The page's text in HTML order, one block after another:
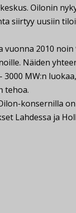
Oilonin
siirtyy uusiin
vuonna 2010
Näiden
3000 MW:n
tehoa.
konsernilla on
Lahdessa ja